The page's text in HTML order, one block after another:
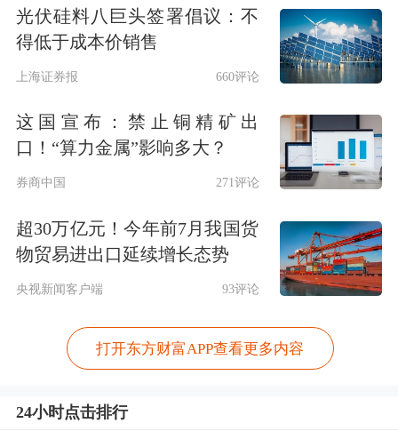
大盘科技股显著带动指数上涨，从对深
证成指贡献度来看，中际旭创、新易
盛 、 胜宏科技 、 立讯精密
深证成指贡献点数居前，合计达137.21
点，占深证成指上涨点数逾三成。从对
创业板指贡献度来看，中际旭创、新易
盛、胜宏科技、宁德时代、
东方财富对
创业板指贡献点数居前，合计达90.66
点，占创业板指上涨点数的逾六成。
场上涨股票数为4221只，94只股票涨
光伏硅料八巨头签署倡议：不
得低于成本价销售
上海证券报 660评论
这国宣布：禁止铜精矿出
口！“算力金属”影响多大？
券商中国 271评论
超30万亿元！今年前7月我国货
物贸易进出口延续增长态势
央视新闻客户端 93评论
打开东方财富APP查看更多内容
24小时点击排行